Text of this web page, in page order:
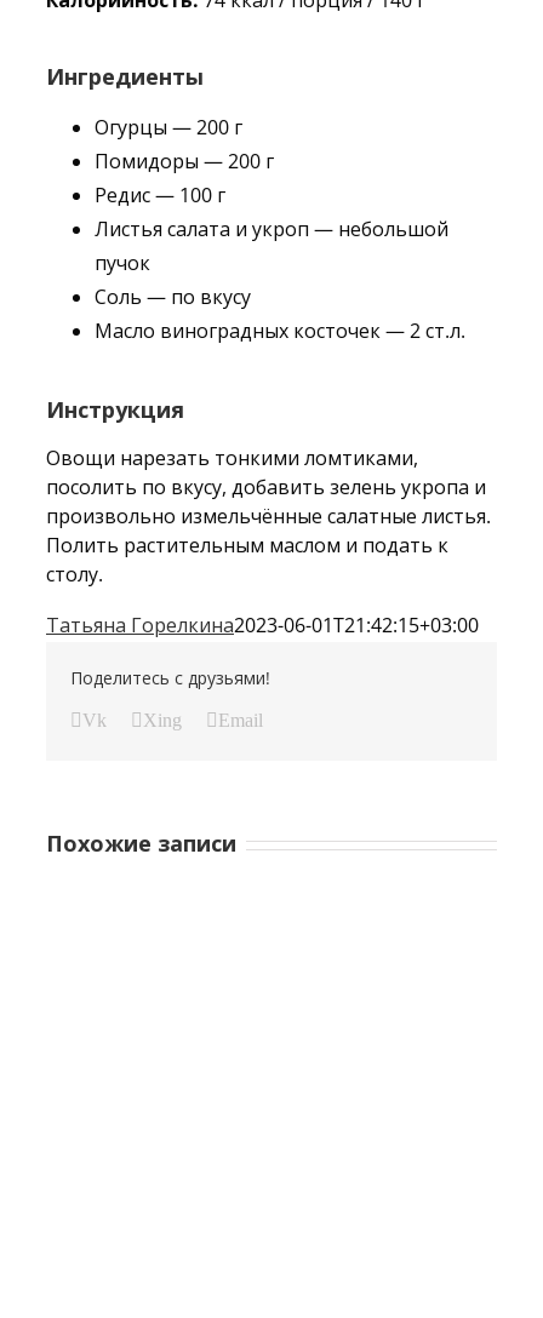
Ингредиенты
Огурцы — 200 г
Помидоры — 200 г
Редис — 100 г
Листья салата и укроп — небольшой
пучок
Соль — по вкусу
Масло виноградных косточек — 2 ст.л.
Инструкция
Овощи нарезать тонкими ломтиками,
посолить по вкусу, добавить зелень укропа и
произвольно измельчённые салатные листья.
Полить растительным маслом и подать к
столу.
Татьяна Горелкина2023-06-01T21:42:15+03:00
Поделитесь с друзьями!
Vk Xing Email
Похожие записи